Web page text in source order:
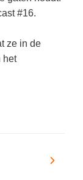
#16.
ze in de
het